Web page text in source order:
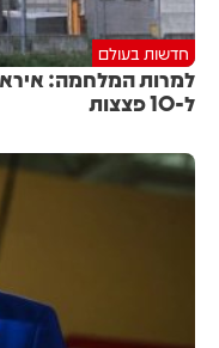
חדשות בעולם
למרות המלחמה:
ל-10 פצצות